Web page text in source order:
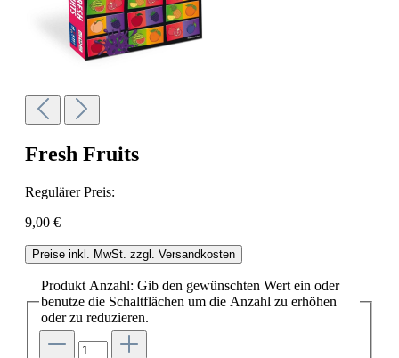
Fresh Fruits
Regulärer Preis:
9,00 €
Preise inkl. MwSt. zzgl. Versandkosten
Produkt Anzahl: Gib den gewünschten Wert ein oder
benutze die Schaltflächen um die Anzahl zu erhöhen
oder zu reduzieren.